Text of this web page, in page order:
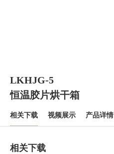
LKHJG-5
恒温胶片烘干箱
相关下载 视频展示 产品详情
相关下载